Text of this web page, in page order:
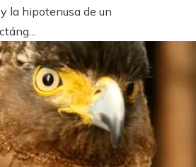
la hipotenusa de un